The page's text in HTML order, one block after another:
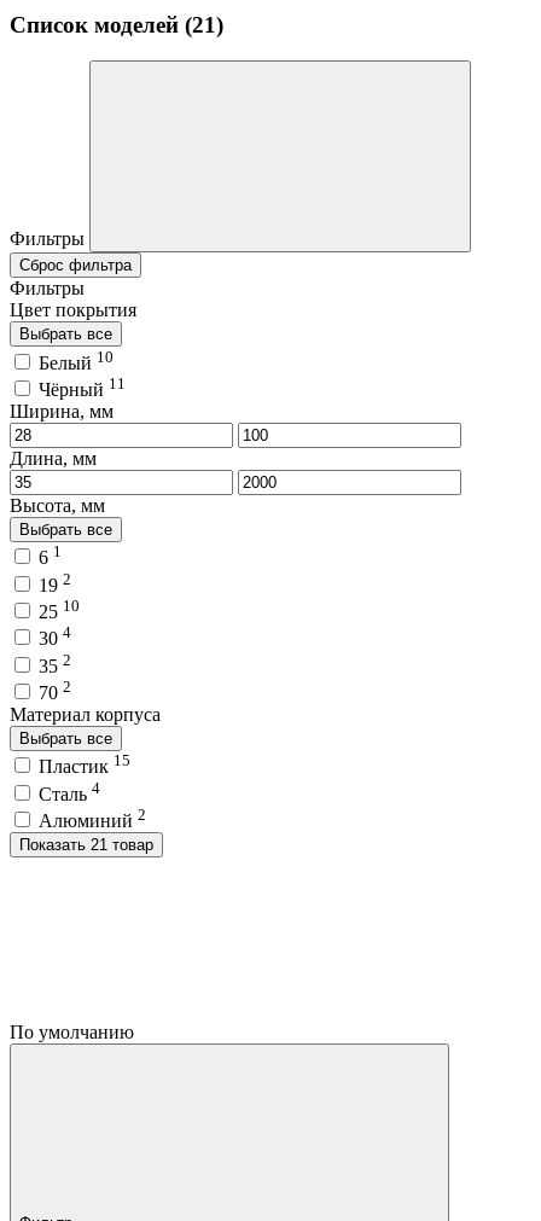
Список моделей (21)
Фильтры
Сброс фильтра
Фильтры
Цвет покрытия
Выбрать все
Белый 10
Чёрный 11
Ширина, мм
Длина, мм
Высота, мм
Выбрать все
6 1
19 2
25 10
30 4
35 2
70 2
Материал корпуса
Выбрать все
Пластик 15
Сталь 4
Алюминий 2
Показать 21 товар
По умолчанию